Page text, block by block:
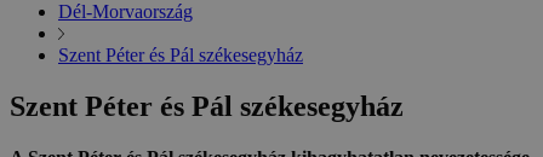
Dél-Morvaország
Szent Péter és Pál székesegyház
Szent Péter és Pál székesegyház